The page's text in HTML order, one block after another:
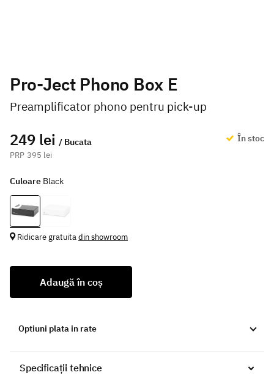
Pro-Ject Phono Box E
Preamplificator phono pentru pick-up
249 lei / Bucata
395 lei
În stoc
Culoare Black
Ridicare gratuitadin showroom
Adaugă în coș
Optiuni plata in rate
Specificații tehnice